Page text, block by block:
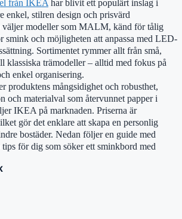
från IKEA har blivit ett populärt inslag i
enkel, stilren design och prisvärd
modeller som MALM, känd för tålig
smink och möjligheten att anpassa med LED-
Sortimentet rymmer allt från små,
klassiska trämodeller – alltid med fokus på
enkel organisering.
produktens mångsidighet och robusthet,
och materialval som återvunnet papper i
IKEA på marknaden. Priserna är
gör det enklare att skapa en personlig
bostäder. Nedan följer en guide med
för dig som söker ett sminkbord med